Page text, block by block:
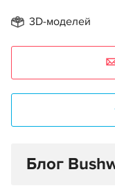
3D-моделей
Блог